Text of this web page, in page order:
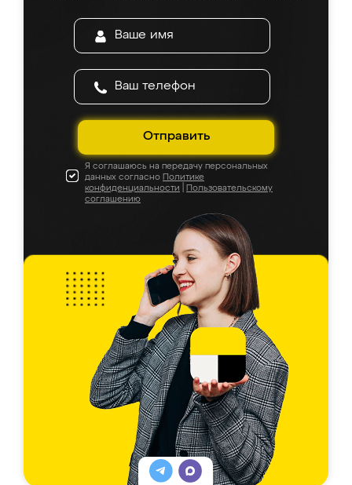
Отправить
Я соглашаюсь на передачу персональных
данных согласно Политике
конфиденциальности
Пользовательскому
соглашению